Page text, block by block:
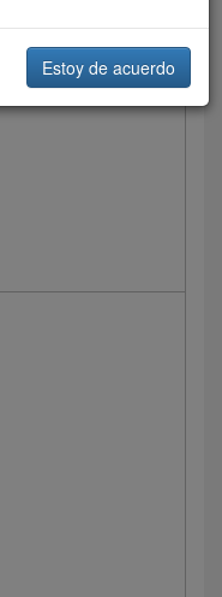
Estoy de acuerdo